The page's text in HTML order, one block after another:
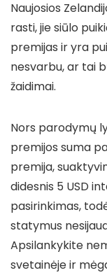
Naujosios
rasti, jie siūlo
premijas ir yra
nesvarbu, ar tai
žaidimai.
Nors parodymų
premijos suma
premija,
didesnis 5 USD
pasirinkimas,
statymus
Apsilankykite
svetainėje ir